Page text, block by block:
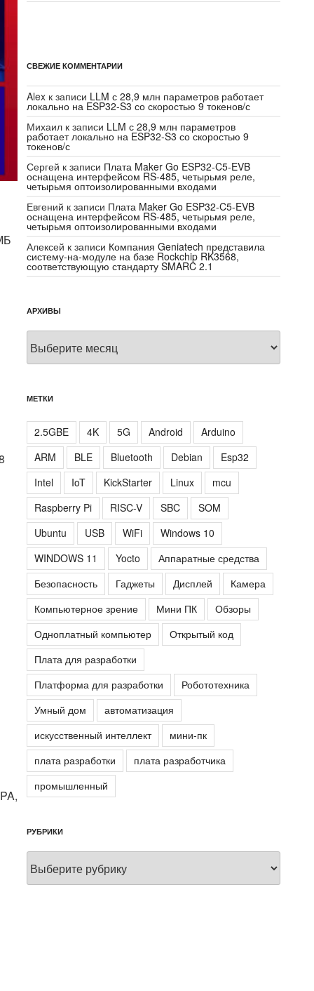
СВЕЖИЕ КОММЕНТАРИИ
Alex к записи LLM с 28,9 млн параметров работает
локально на ESP32-S3 со скоростью 9 токенов/с
Михаил к записи LLM с 28,9 млн параметров
работает локально на ESP32-S3 со скоростью 9
токенов/с
Сергей к записи Плата Maker Go ESP32-C5-EVB
оснащена интерфейсом RS-485, четырьмя реле,
четырьмя оптоизолированными входами
Евгений к записи Плата Maker Go ESP32-C5-EVB
оснащена интерфейсом RS-485, четырьмя реле,
четырьмя оптоизолированными входами
Алексей к записи Компания Geniatech представила
систему-на-модуле на базе Rockchip RK3568,
соответствующую стандарту SMARC 2.1
АРХИВЫ
Архивы
МЕТКИ
2.5GBE 4K 5G Android
Arduino
ARM
BLE Bluetooth Debian
Esp32
Intel
IoT KickStarter Linux
mcu
Raspberry Pi
RISC-V SBC
SOM
Ubuntu
USB WiFi
Windows 10
WINDOWS 11
Yocto
Аппаратные средства
Безопасность
Гаджеты Дисплей
Камера
Компьютерное зрение
Мини ПК
Обзоры
Одноплатный компьютер
Открытый код
Плата для разработки
Платформа для разработки
Робототехника
Умный дом
автоматизация
искусственный интеллект
мини-пк
плата разработки
плата разработчика
промышленный
РУБРИКИ
Рубрики